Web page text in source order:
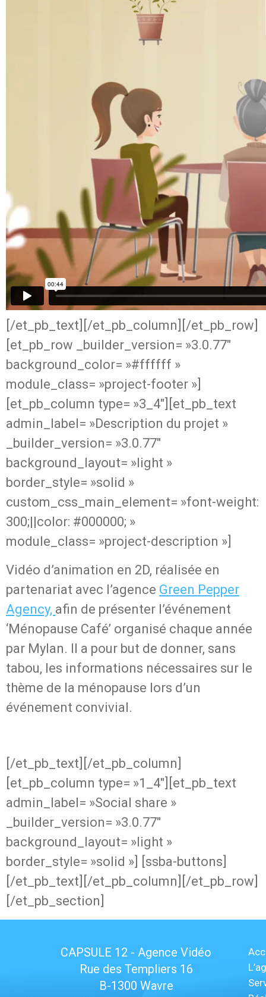
[/et_pb_text][/et_pb_column][/et_pb_row]
[et_pb_row _builder_version= »3.0.77″
background_color= »#ffffff »
module_class= »project-footer »]
[et_pb_column type= »3_4″][et_pb_text
admin_label= »Description du projet »
_builder_version= »3.0.77″
background_layout= »light »
border_style= »solid »
custom_css_main_element= »font-weight:
300;||color: #000000; »
module_class= »project-description »]
Vidéo d’animation en 2D, réalisée en
partenariat avec l’agence Green Pepper
Agency, afin de présenter l’événement
‘Ménopause Café’ organisé chaque année
par Mylan. Il a pour but de donner, sans
tabou, les informations nécessaires sur le
thème de la ménopause lors d’un
événement convivial.
[/et_pb_text][/et_pb_column]
[et_pb_column type= »1_4″][et_pb_text
admin_label= »Social share »
_builder_version= »3.0.77″
background_layout= »light »
border_style= »solid »] [ssba-buttons]
[/et_pb_text][/et_pb_column][/et_pb_row]
[/et_pb_section]
CAPSULE 12 - Agence Vidéo
Rue des Templiers 16
B-1300 Wavre